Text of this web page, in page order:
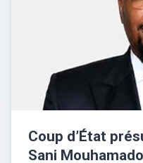
Coup d’État
Sani